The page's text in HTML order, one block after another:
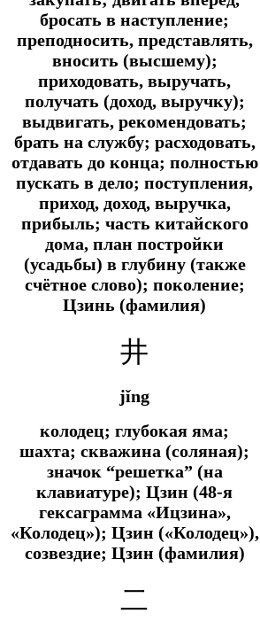
бросать в наступление;
преподносить, представлять,
вносить (высшему);
приходовать, выручать,
получать (доход, выручку);
выдвигать, рекомендовать;
брать на службу; расходовать,
отдавать до конца; полностью
пускать в дело; поступления,
приход, доход, выручка,
прибыль; часть китайского
дома, план постройки
(усадьбы) в глубину (также
счётное слово); поколение;
Цзинь (фамилия)
井
jǐng
колодец; глубокая яма;
шахта; скважина (соляная);
значок “решетка” (на
клавиатуре); Цзин (48-я
гексаграмма «Ицзина»,
«Колодец»); Цзин («Колодец»),
созвездие; Цзин (фамилия)
二